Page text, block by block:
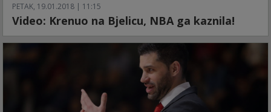
PETAK, 19.01.2018 | 11:15
Video: Krenuo na Bjelicu, NBA ga kaznila!